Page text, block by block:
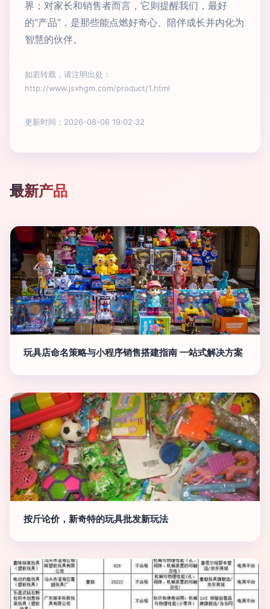
界；对家长和销售者而言，它则提醒我们，最好
的“产品”，是那些能点燃好奇心、陪伴成长并内化为
智慧的伙伴。
如若转载，请注明出处：
http://www.jsxhgm.com/product/1.html
更新时间：2026-08-06 19:02:32
最新产品
玩具店命名策略与小程序销售搭建指南 一站式解决方案
按斤论价，新奇特的玩具批发新玩法